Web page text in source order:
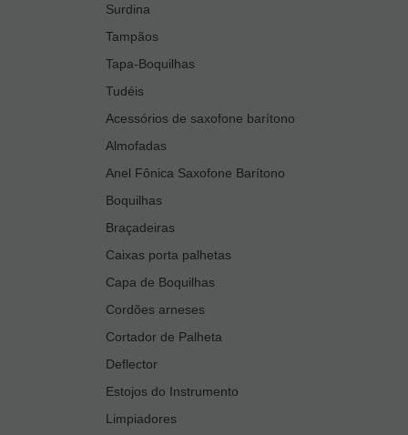
Surdina
Tampãos
Tapa-Boquilhas
Tudéis
Acessórios de saxofone barítono
Almofadas
Anel Fônica Saxofone Barítono
Boquilhas
Braçadeiras
Caixas porta palhetas
Capa de Boquilhas
Cordões arneses
Cortador de Palheta
Deflector
Estojos do Instrumento
Limpiadores